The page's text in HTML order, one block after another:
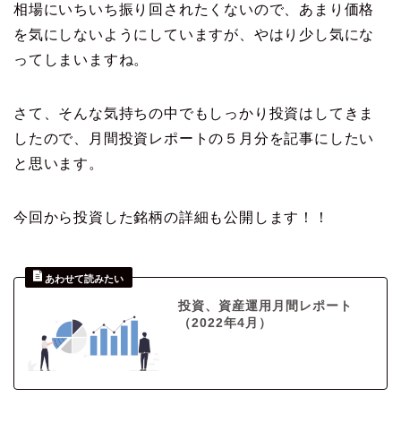
相場にいちいち振り回されたくないので、あまり価格
を気にしないようにしていますが、やはり少し気にな
ってしまいますね。
さて、そんな気持ちの中でもしっかり投資はしてきま
したので、月間投資レポートの５月分を記事にしたい
と思います。
今回から投資した銘柄の詳細も公開します！！
投資、資産運用月間レポート
（2022年4月）